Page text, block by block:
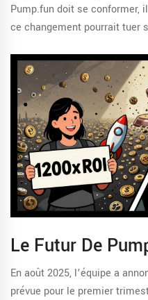
Pump.fun doit se conformer,
ce changement pourrait tuer
Le Futur De
En août 2025, l’équipe a
prévue pour le premier